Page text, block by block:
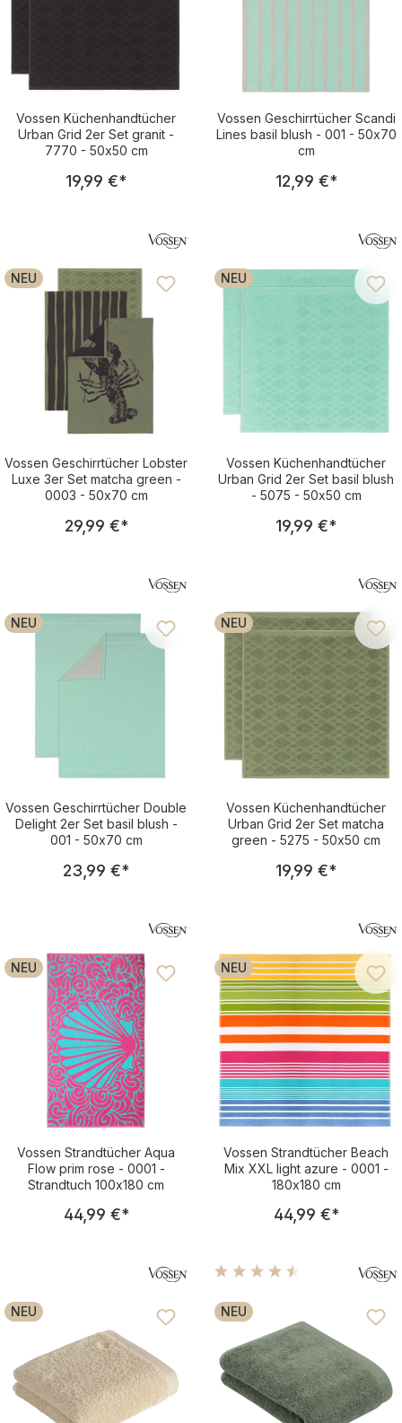
Vossen Küchenhandtücher
Urban Grid 2er Set granit -
7770 - 50x50 cm
Regulärer Preis:
19,99 €*
Vossen Geschirrtücher Scandi
Lines basil blush - 001 - 50x70
cm
Regulärer
12,99 €*
NEU
Vossen Geschirrtücher Lobster
Luxe 3er Set matcha green -
0003 - 50x70 cm
Regulärer Preis:
29,99 €*
NEU
Vossen Küchenhandtücher
Urban Grid 2er Set basil blush
- 5075 - 50x50 cm
Regulärer
19,99 €*
NEU
Vossen Geschirrtücher Double
Delight 2er Set basil blush -
001 - 50x70 cm
Regulärer Preis:
23,99 €*
NEU
Vossen Küchenhandtücher
Urban Grid 2er Set matcha
green - 5275 - 50x50 cm
Regulärer
19,99 €*
NEU
Vossen Strandtücher Aqua
Flow prim rose - 0001 -
Strandtuch 100x180 cm
Regulärer Preis:
44,99 €*
NEU
Vossen Strandtücher Beach
Mix XXL light azure - 0001 -
180x180 cm
Regulärer
44,99 €*
NEU NEU